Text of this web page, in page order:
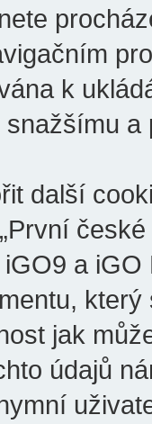
k
další
a
jak
údajů